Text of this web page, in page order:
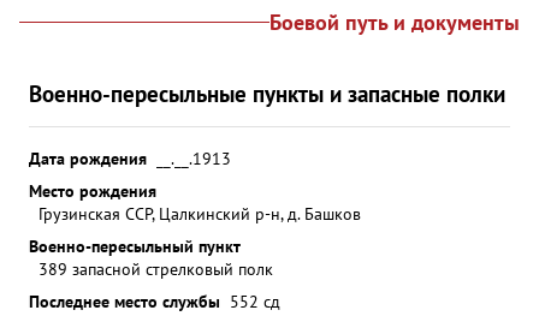
Боевой путь и документы
Военно-пересыльные пункты и запасные полки
Дата рождения
__.__.1913
Место рождения
Грузинская ССР, Цалкинский р-н, д. Башков
Военно-пересыльный пункт
389 запасной стрелковый полк
Последнее место службы 552 сд